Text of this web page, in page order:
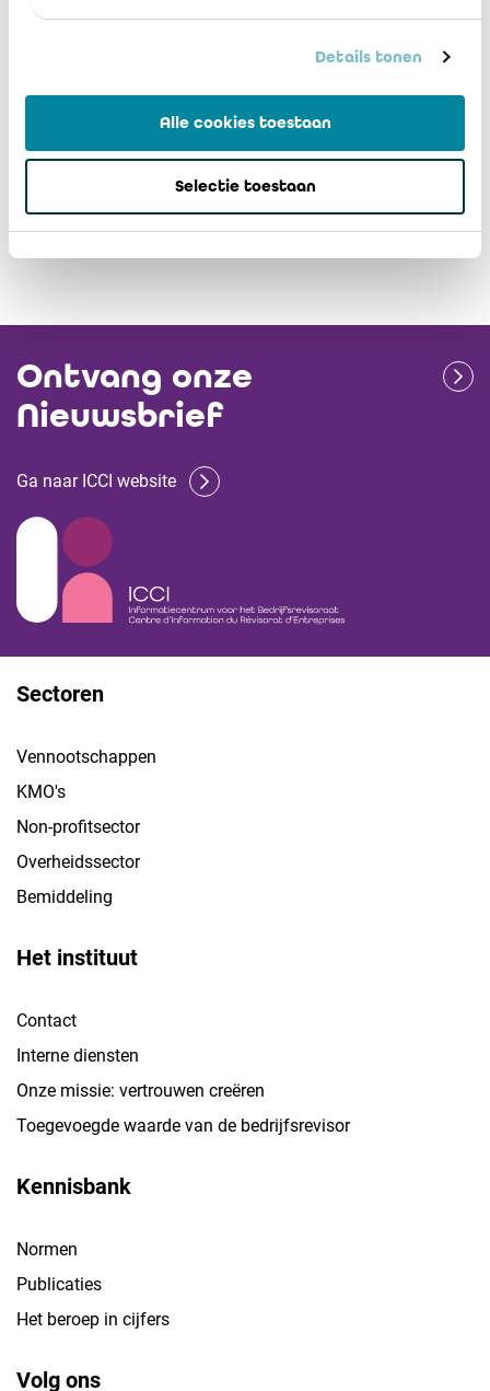
Details tonen
Alle cookies toestaan
Selectie toestaan
Door zijn kennis van de organisatie en zijn rol als
mogelijk om zwakke punten om te zetten in kansen.
Deze brochure verduidelijkt de verschillende soorten
attesteringen die voorkomen bij de uiteenlopende
opdrachten van de bedrijfsrevisor.
Ontvang onze
Nieuwsbrief
Ga naar ICCI website
Sectoren
Vennootschappen
KMO's
Non-profitsector
Overheidssector
Bemiddeling
Het instituut
Contact
Interne diensten
Onze missie: vertrouwen creëren
Toegevoegde waarde van de bedrijfsrevisor
Kennisbank
Normen
Publicaties
Het beroep in cijfers
Volg ons